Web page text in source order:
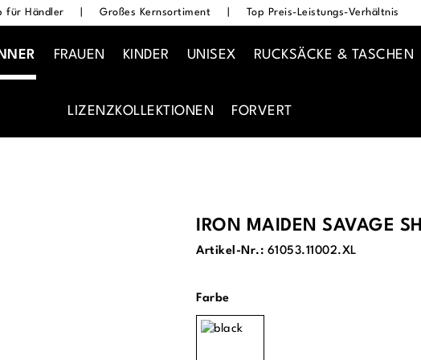
für Händler Großes Kernsortiment Top Preis-Leistungs-Verhältnis
FRAUEN KINDER UNISEX RUCKSÄCKE & TASCHEN
LIZENZKOLLEKTIONEN FORVERT
IRON MAIDEN SAVAGE
Artikel-Nr.: 61053.11002.XL
Farbeauswählen